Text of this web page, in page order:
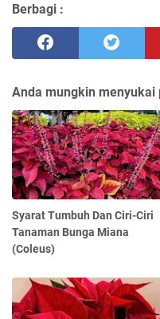
Berbagi :
Anda mungkin menyukai
Syarat Tumbuh Dan Ciri-Ciri
Tanaman Bunga Miana
(Coleus)